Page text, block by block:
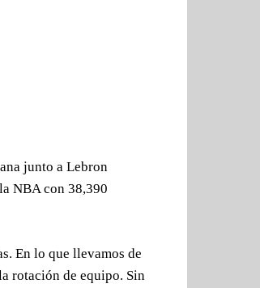
junto a Lebron
NBA con 38,390
En lo que llevamos de
rotación de equipo. Sin